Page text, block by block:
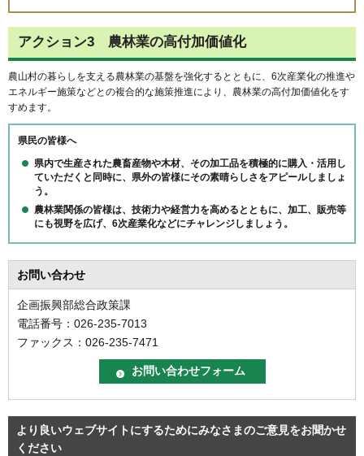
アクション3 農林業の高付加価値化
農山村の暮らしを支える農林業の基盤を強化するとともに、6次産業化の推進や
エネルギー施策などとの複合的な施策推進により、農林業の高付加価値化をす
すめます。
県民の皆様へ
県内で生産された農畜産物や木材、その加工品を積極的に購入・活用し
ていただくと同時に、県外の皆様にその素晴らしさをアピールしましょ
う。
農林業関係の皆様は、技術力や経営力を高めるとともに、加工、販売等
にも視野を広げ、6次産業化などにチャレンジしましょう。
お問い合わせ
企画振興部総合政策課
電話番号：026-235-7013
ファックス：026-235-7471
より良いウェブサイトにするためにみなさまのご意見をお聞かせ
ください